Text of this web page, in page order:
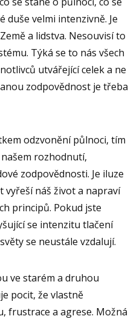
duše velmi intenzivně. Je
a lidstva. Nesouvisí to
Týká se to nás všech
utvářející celek a ne
zodpovědnost je třeba
odzvonění půlnoci, tím
rozhodnutí,
zodpovědnosti. Je iluze
vyřeší náš život a napraví
principů. Pokud jste
se intenzitu tlačení
se neustále vzdalují.
ve starém a druhou
pocit, že vlastně
frustrace a agrese. Možná